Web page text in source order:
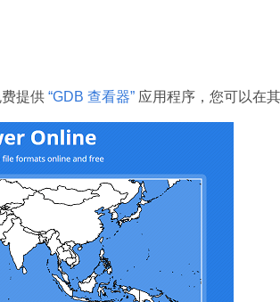
提供 “GDB 查看器”应用程序，您可以在